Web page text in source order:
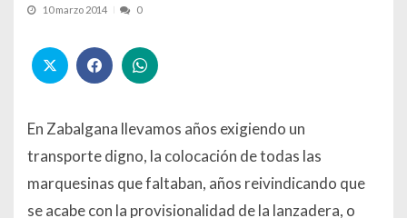
10 marzo 2014 0
En Zabalgana llevamos años exigiendo un
transporte digno, la colocación de todas las
marquesinas que faltaban, años reivindicando que
se acabe con la provisionalidad de la lanzadera, o